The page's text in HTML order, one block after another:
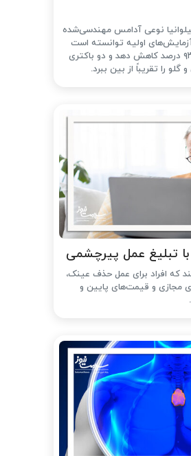
نوعی آدامس مهندسی‌شده
اولیه توانسته است
میزان ویروس HPV را تا ۹۳ درصد کاهش دهد و دو باکتری
را تقریباً از بین ببرد.
تبلیغ عمل پیرچشمی
افراد برای عمل حذف عینک،
مجازی و قیمت‌های پایین و